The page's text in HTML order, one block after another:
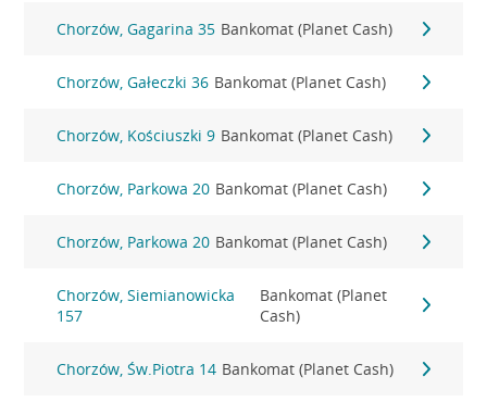
Chorzów, Gagarina 35 Bankomat (Planet Cash)
Chorzów, Gałeczki 36 Bankomat (Planet Cash)
Chorzów, Kościuszki 9 Bankomat (Planet Cash)
Chorzów, Parkowa 20 Bankomat (Planet Cash)
Chorzów, Parkowa 20 Bankomat (Planet Cash)
Chorzów, Siemianowicka
157
Bankomat (Planet
Cash)
Chorzów, Św.Piotra 14 Bankomat (Planet Cash)